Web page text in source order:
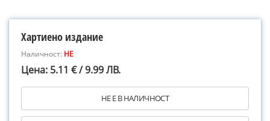
Хартиено издание
Наличност: НЕ
Цена: 5.11 € / 9.99 ЛВ.
НЕ Е В НАЛИЧНОСТ